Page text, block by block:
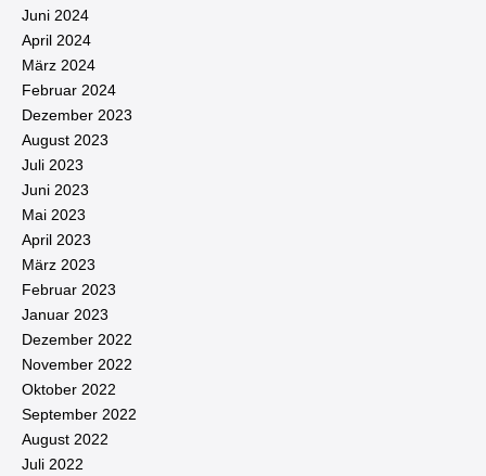
Juni 2024
April 2024
März 2024
Februar 2024
Dezember 2023
August 2023
Juli 2023
Juni 2023
Mai 2023
April 2023
März 2023
Februar 2023
Januar 2023
Dezember 2022
November 2022
Oktober 2022
September 2022
August 2022
Juli 2022